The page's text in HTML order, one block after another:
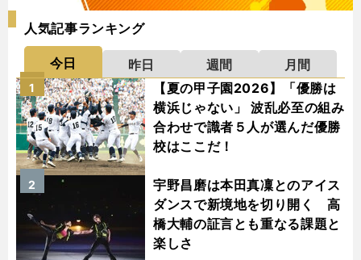
人気記事ランキング
今日 昨日 週間
月間
【夏の甲子園2026】「優勝は
横浜じゃない」 波乱必至の組み
合わせで識者５人が選んだ優勝
校はここだ！
1
宇野昌磨は本田真凜とのアイス
ダンスで新境地を切り開く 高
橋大輔の証言とも重なる課題と
楽しさ
2